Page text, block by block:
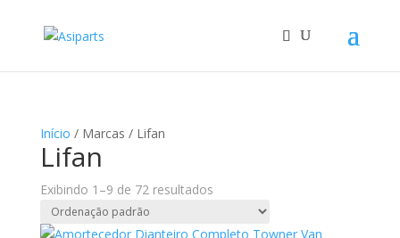
Início / Marcas / Lifan
Lifan
Exibindo 1–9 de 72 resultados